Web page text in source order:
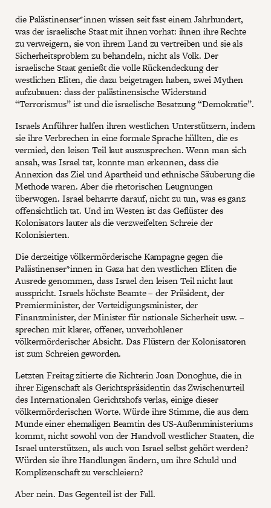
die Palästinenser*innen wissen seit fast einem Jahrhundert,
was der israelische Staat mit ihnen vorhat: ihnen ihre Rechte
zu verweigern, sie von ihrem Land zu vertreiben und sie als
Sicherheitsproblem zu behandeln, nicht als Volk. Der
israelische Staat genießt die volle Rückendeckung der
westlichen Eliten, die dazu beigetragen haben, zwei Mythen
aufzubauen: dass der palästinensische Widerstand
“Terrorismus” ist und die israelische Besatzung “Demokratie”.
Israels Anführer halfen ihren westlichen Unterstützern, indem
sie ihre Verbrechen in eine formale Sprache hüllten, die es
vermied, den leisen Teil laut auszusprechen. Wenn man sich
ansah, was Israel tat, konnte man erkennen, dass die
Annexion das Ziel und Apartheid und ethnische Säuberung die
Methode waren. Aber die rhetorischen Leugnungen
überwogen. Israel beharrte darauf, nicht zu tun, was es ganz
offensichtlich tat. Und im Westen ist das Geflüster des
Kolonisators lauter als die verzweifelten Schreie der
Kolonisierten.
Die derzeitige völkermörderische Kampagne gegen die
Palästinenser*innen in Gaza hat den westlichen Eliten die
Ausrede genommen, dass Israel den leisen Teil nicht laut
ausspricht. Israels höchste Beamte – der Präsident, der
Premierminister, der Verteidigungsminister, der
Finanzminister, der Minister für nationale Sicherheit usw. –
sprechen mit klarer, offener, unverhohlener
völkermörderischer Absicht. Das Flüstern der Kolonisatoren
ist zum Schreien geworden.
Letzten Freitag zitierte die Richterin Joan Donoghue, die in
ihrer Eigenschaft als Gerichtspräsidentin das Zwischenurteil
des Internationalen Gerichtshofs verlas, einige dieser
völkermörderischen Worte. Würde ihre Stimme, die aus dem
Munde einer ehemaligen Beamtin des US-Außenministeriums
kommt, nicht sowohl von der Handvoll westlicher Staaten, die
Israel unterstützen, als auch von Israel selbst gehört werden?
Würden sie ihre Handlungen ändern, um ihre Schuld und
Komplizenschaft zu verschleiern?
Aber nein. Das Gegenteil ist der Fall.